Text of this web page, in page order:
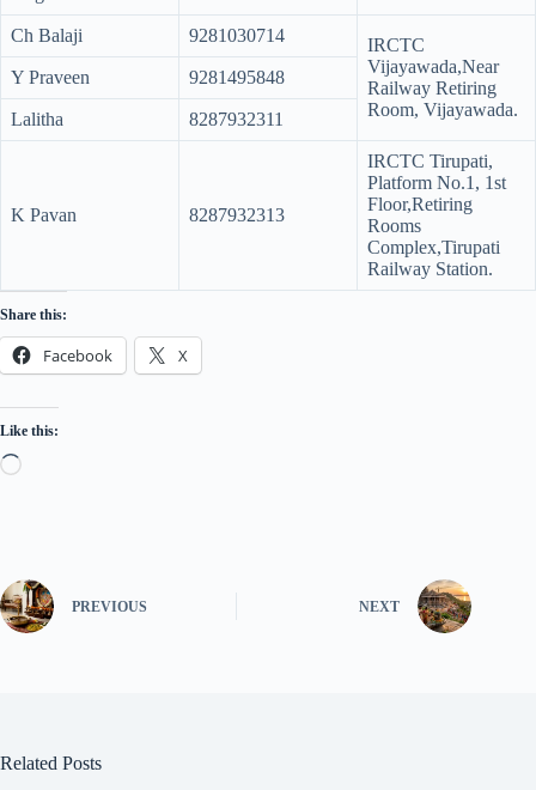
Ch Balaji 9281030714
IRCTC
Vijayawada,Near
Railway Retiring
Room, Vijayawada.
Y Praveen 9281495848
Lalitha 8287932311
K Pavan 8287932313
IRCTC Tirupati,
Platform No.1, 1st
Floor,Retiring
Rooms
Complex,Tirupati
Railway Station.
Share this:
Facebook X
Like this:
PREVIOUS NEXT
Related Posts